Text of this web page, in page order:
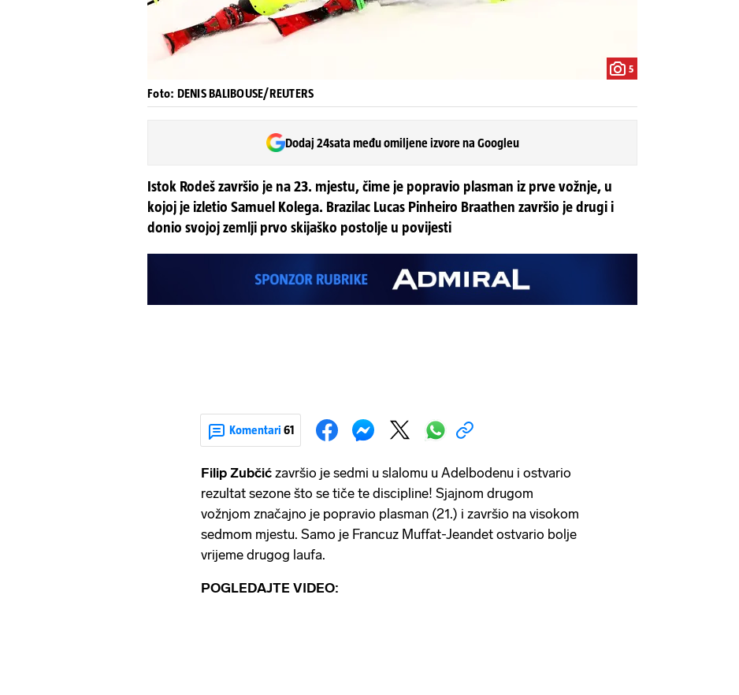
5
Foto: DENIS BALIBOUSE/REUTERS
Dodaj 24sata među omiljene izvore na Googleu
Istok Rodeš završio je na 23. mjestu, čime je popravio plasman iz prve vožnje, u
kojoj je izletio Samuel Kolega. Brazilac Lucas Pinheiro Braathen završio je drugi i
donio svojoj zemlji prvo skijaško postolje u povijesti
Komentari 61
Filip Zubčić završio je sedmi u slalomu u Adelbodenu i ostvario
rezultat sezone što se tiče te discipline! Sjajnom drugom
vožnjom značajno je popravio plasman (21.) i završio na visokom
sedmom mjestu. Samo je Francuz Muffat-Jeandet ostvario bolje
vrijeme drugog laufa.
POGLEDAJTE VIDEO: